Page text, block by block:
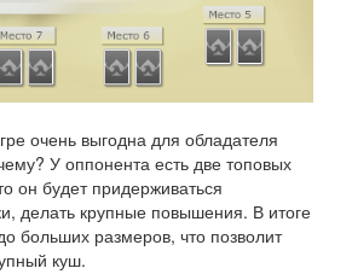
очень выгодна для обладателя
У оппонента есть две топовых
он будет придерживаться
делать крупные повышения. В итоге
больших размеров, что позволит
куш.